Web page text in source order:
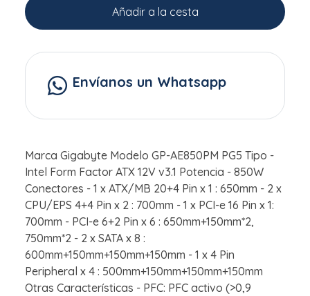
Añadir a la cesta
Envíanos un Whatsapp
Marca Gigabyte Modelo GP-AE850PM PG5 Tipo -
Intel Form Factor ATX 12V v3.1 Potencia - 850W
Conectores - 1 x ATX/MB 20+4 Pin x 1 : 650mm - 2 x
CPU/EPS 4+4 Pin x 2 : 700mm - 1 x PCI-e 16 Pin x 1:
700mm - PCI-e 6+2 Pin x 6 : 650mm+150mm*2,
750mm*2 - 2 x SATA x 8 :
600mm+150mm+150mm+150mm - 1 x 4 Pin
Peripheral x 4 : 500mm+150mm+150mm+150mm
Otras Características - PFC: PFC activo (>0,9